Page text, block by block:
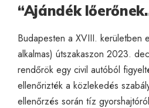
“Ajándék
Budapesten a XVIII. kerületben
alkalmas) útszakaszon 2023.
rendőrök egy civil autóból
ellenőrizték a közlekedés
ellenőrzés során tíz